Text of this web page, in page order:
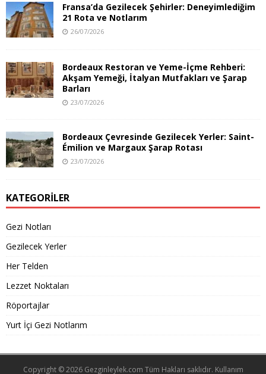
Fransa’da Gezilecek Şehirler: Deneyimlediğim
21 Rota ve Notlarım
26/07/2026
Bordeaux Restoran ve Yeme-İçme Rehberi:
Akşam Yemeği, İtalyan Mutfakları ve Şarap
Barları
23/07/2026
Bordeaux Çevresinde Gezilecek Yerler: Saint-
Émilion ve Margaux Şarap Rotası
23/07/2026
KATEGORILER
Gezi Notları
Gezilecek Yerler
Her Telden
Lezzet Noktaları
Röportajlar
Yurt İçi Gezi Notlarım
Copyright © 2026 Gezginleylek.com Tüm Hakları saklıdır. Kullanım